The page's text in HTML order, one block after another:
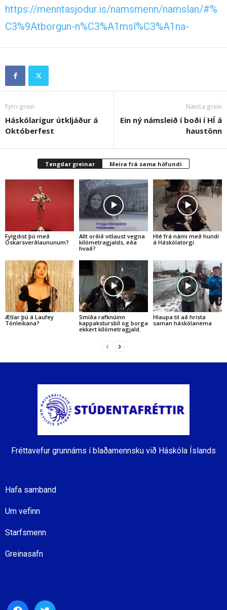
https://menntasjodur.is/namsmenn/namslan/#%
C3%9Atborgun-n%C3%A1msl%C3%A1na-
Fyrri grein
Háskólarígur útkljáður á
Októberfest
Næsta grein
Ein ný námsleið í boði í HÍ á
haustönn
Tengdar greinar Meira frá sama höfundi
Fylgdist þú með
Óskarsverðlaununum?
Allt orðið vitlaust vegna
kílómetragjalds, eða
hvað?
Hlé frá námi með hundi
á Háskólatorgi
Ætlar þú á Laufey
Tónleikana?
Smíða rafknúinn
kappakstursbíl og borga
ekkert kílómetragjald.
Hlaupa til að hrista
saman háskólanema
Fréttavefur grunnáms í blaðamennsku við Háskóla Íslands
Hafa samband
Um vefinn
Starfsmenn
Greinasafn
facebooktwitter